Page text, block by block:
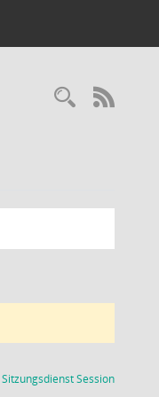
SitzungsdienstSession(Wird in